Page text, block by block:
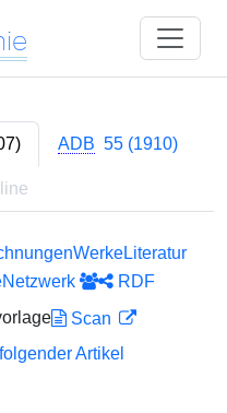
ADB 55 (1910)
WerkeLiteratur
Netzwerk
RDF
Scan
folgender Artikel